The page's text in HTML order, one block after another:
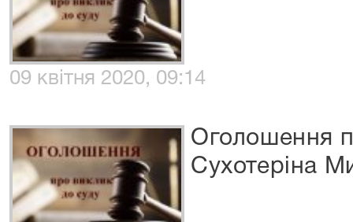
09 квітня 2020, 09:14
Оголошення
Сухотеріна